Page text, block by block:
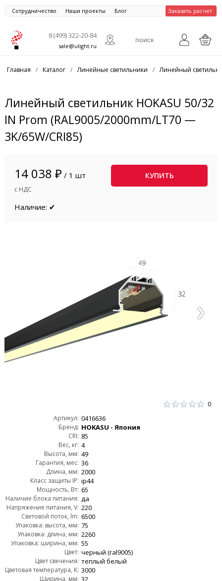
Сотрудничество Наши проекты Блог Заказать расчет
8 (499) 322-20-84
sale@ulight.ru
Главная / Каталог / Линейные светильники / Линейный
Линейный светильник HOKASU 50/32
IN Prom (RAL9005/2000mm/LT70 —
3K/65W/CRI85)
14 038 ₽ / 1 шт
с НДС
КУПИТЬ
Наличие: ✔
0
Артикул: 0416636
Бренд: HOKASU - Япония
CRI: 85
Вес, кг: 4
Высота, мм: 49
Гарантия, мес: 36
Длина, мм: 2000
Класс защиты IP: ip44
Мощность, Вт: 65
Наличие блока питания: да
Напряжение питания, V: 220
Световой поток, lm: 6500
Упаковка: высота, мм: 75
Упаковка: длина, мм: 2260
Упаковка: ширина, мм: 55
Цвет: черный (ral9005)
Цвет свечения: теплый белый
Цветовая температура, K: 3000
Ширина, мм: 32